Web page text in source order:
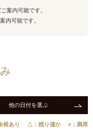
案内可能です。
内可能です。
他の日付を選ぶ
裕あり △：残り僅か ×：満席